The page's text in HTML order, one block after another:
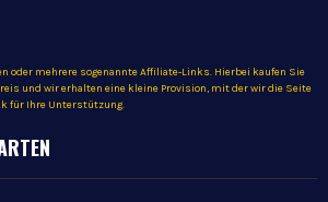
oder mehrere sogenannte Affiliate-Links. Hierbei kaufen Sie
und wir erhalten eine kleine Provision, mit der wir die Seite
für Ihre Unterstützung.